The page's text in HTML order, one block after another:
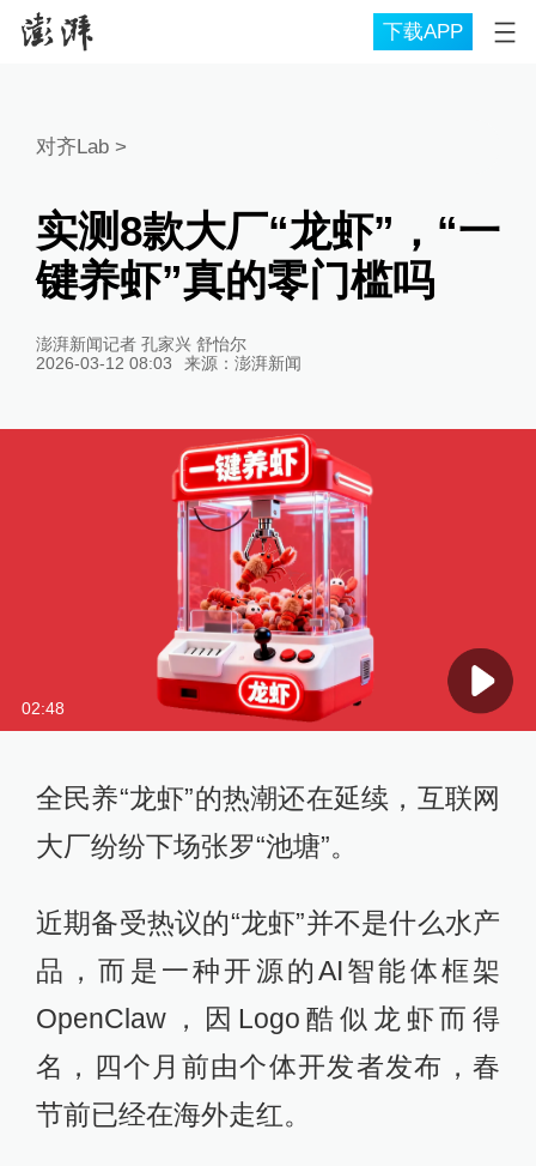
下载APP
对齐Lab>
实测8款大厂“龙虾”，“一
键养虾”真的零门槛吗
澎湃新闻记者 孔家兴 舒怡尔
2026-03-12 08:03
来源： 澎湃新闻
02:48
全民养“龙虾”的热潮还在延续，互联网
大厂纷纷下场张罗“池塘”。
近期备受热议的“龙虾”并不是什么水产
品，而是一种开源的AI智能体框架
OpenClaw，因Logo酷似龙虾而得
名，四个月前由个体开发者发布，春
节前已经在海外走红。